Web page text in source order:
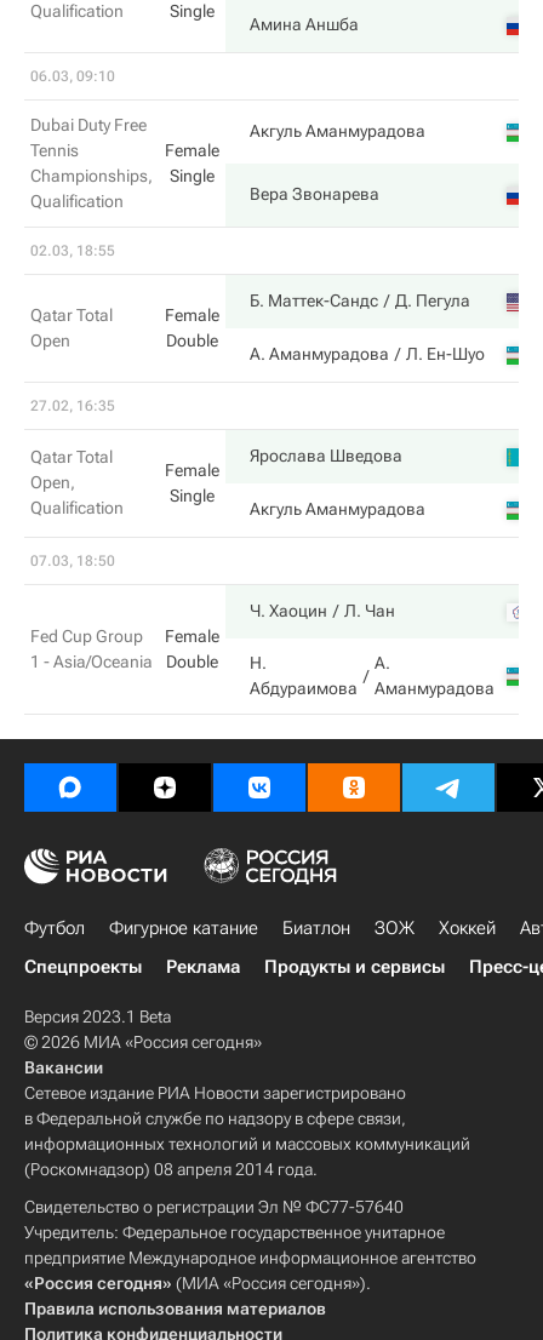
Qualification
Single
Амина Аншба
06.03, 09:10
Dubai Duty Free
Tennis
Championships,
Qualification
Female
Single
Акгуль Аманмурадова
Вера Звонарева
02.03, 18:55
Qatar Total
Open
Female
Double
Б. Маттек-Сандс Д. Пегула
А. Аманмурадова Л. Ен-Шуо
27.02, 16:35
Qatar Total
Open,
Qualification
Female
Single
Ярослава Шведова
Акгуль Аманмурадова
07.03, 18:50
Fed Cup Group
1 - Asia/Oceania
Female
Double
Ч. Хаоцин Л. Чан
Н.
Абдураимова
А.
Аманмурадова
Футбол Фигурное катание Биатлон ЗОЖ Хоккей
Спецпроекты
Реклама Продукты и сервисы Пресс-
Версия 2023.1 Beta
© 2026 МИА «Россия сегодня»
Вакансии
Сетевое издание РИА Новости зарегистрировано
в Федеральной службе по надзору в сфере связи,
информационных технологий и массовых коммуникаций
(Роскомнадзор) 08 апреля 2014 года.
Свидетельство о регистрации Эл № ФС77-57640
Учредитель: Федеральное государственное унитарное
предприятие Международное информационное агентство
«Россия сегодня» (МИА «Россия сегодня»).
Правила использования материалов
Политика конфиденциальности